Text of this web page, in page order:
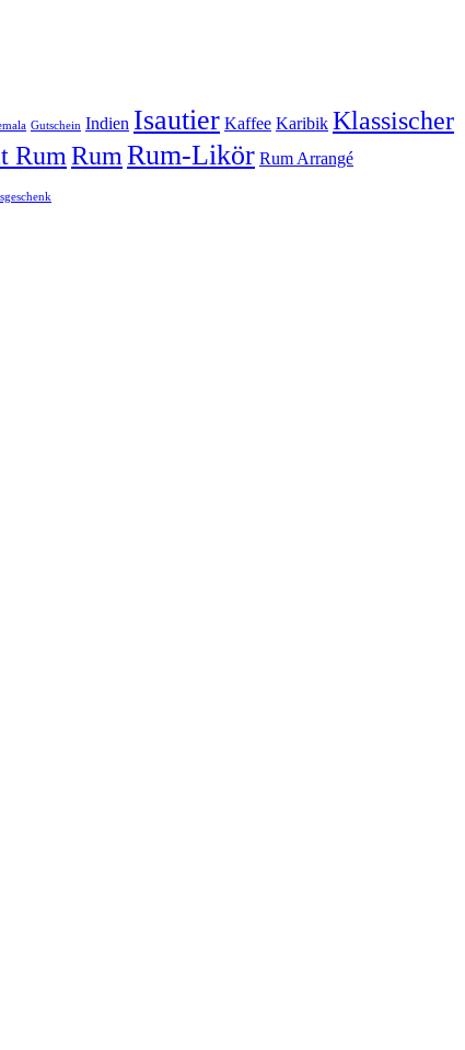
Gutschein Indien Isautier Kaffee Karibik Klassischer
Rum Rum Rum-Likör Rum Arrangé